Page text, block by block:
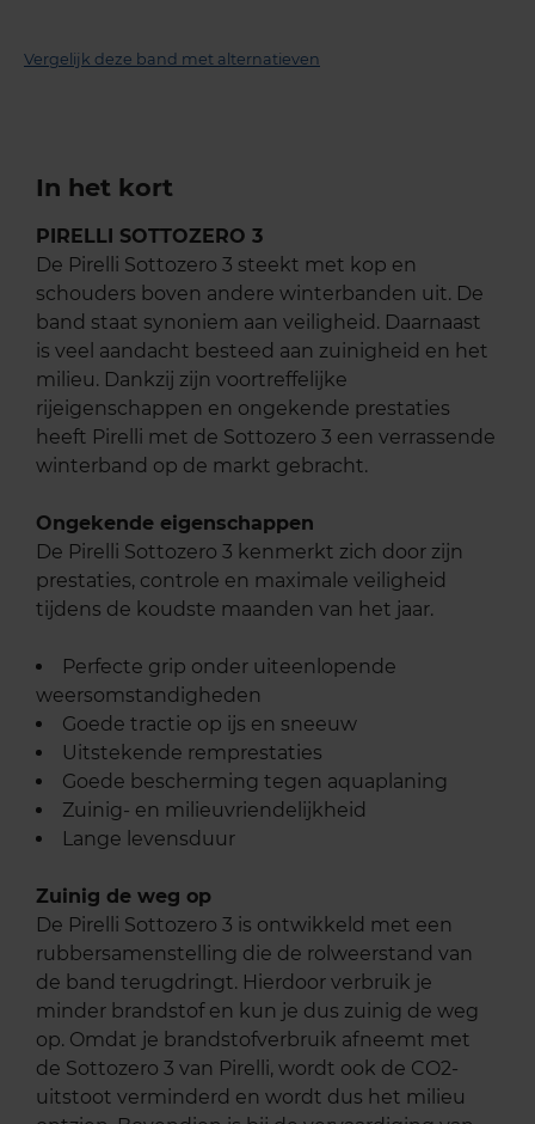
Vergelijk deze band met alternatieven
In het kort
PIRELLI SOTTOZERO 3
De Pirelli Sottozero 3 steekt met kop en
schouders boven andere winterbanden uit. De
band staat synoniem aan veiligheid. Daarnaast
is veel aandacht besteed aan zuinigheid en het
milieu. Dankzij zijn voortreffelijke
rijeigenschappen en ongekende prestaties
heeft Pirelli met de Sottozero 3 een verrassende
winterband op de markt gebracht.
Ongekende eigenschappen
De Pirelli Sottozero 3 kenmerkt zich door zijn
prestaties, controle en maximale veiligheid
tijdens de koudste maanden van het jaar.
Perfecte grip onder uiteenlopende
weersomstandigheden
Goede tractie op ijs en sneeuw
Uitstekende remprestaties
Goede bescherming tegen aquaplaning
Zuinig- en milieuvriendelijkheid
Lange levensduur
Zuinig de weg op
De Pirelli Sottozero 3 is ontwikkeld met een
rubbersamenstelling die de rolweerstand van
de band terugdringt. Hierdoor verbruik je
minder brandstof en kun je dus zuinig de weg
op. Omdat je brandstofverbruik afneemt met
de Sottozero 3 van Pirelli, wordt ook de CO2-
uitstoot verminderd en wordt dus het milieu